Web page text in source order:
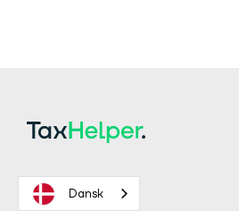
Rettigheder
Dansk